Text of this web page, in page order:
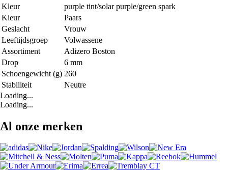
Kleur
purple tint/solar purple/green spark
Kleur
Paars
Geslacht
Vrouw
Leeftijdsgroep
Volwassene
Assortiment
Adizero Boston
Drop
6 mm
Schoengewicht (g) 260
Stabiliteit
Neutre
Loading...
Loading...
Al onze merken